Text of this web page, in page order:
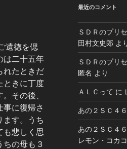
遺徳を偲
は二十五年
れたときだ
ときに丁度
その後、
事に復帰さ
ます。うち
も悲しく思
の母も３
最近のコメント
ＳＤＲのプリ
田村文史郎 よ
ＳＤＲのプリ
匿名 より
ＡＬＣって に
あの２ＳＣ４
あの２ＳＣ４
レモン・コカ